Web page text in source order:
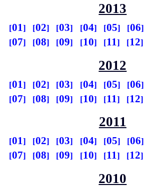
2013
01 02 03 04 05
06
07
08 09 10 11 12
2012
01 02 03 04 05
06
07
08 09 10 11 12
2011
01 02 03 04 05
06
07
08 09 10 11 12
2010